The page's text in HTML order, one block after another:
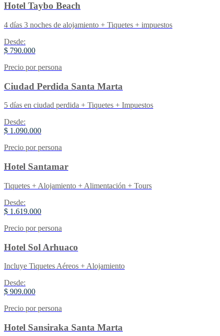
Hotel Taybo Beach
4 días 3 noches de alojamiento + Tiquetes + impuestos
Desde:
$ 790.000
Precio por persona
Ciudad Perdida Santa Marta
5 días en ciudad perdida + Tiquetes + Impuestos
Desde:
$ 1.090.000
Precio por persona
Hotel Santamar
Tiquetes + Alojamiento + Alimentación + Tours
Desde:
$ 1.619.000
Precio por persona
Hotel Sol Arhuaco
Incluye Tiquetes Aéreos + Alojamiento
Desde:
$ 909.000
Precio por persona
Hotel Sansiraka Santa Marta